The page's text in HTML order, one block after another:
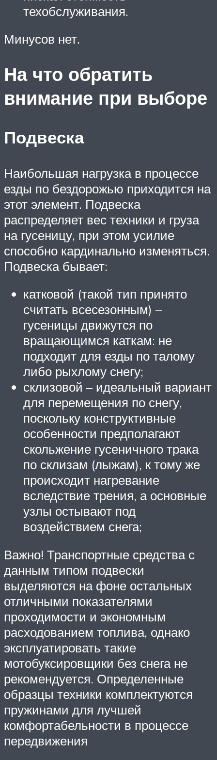
техобслуживания.
Минусов нет.
На что обратить
внимание при выборе
Подвеска
Наибольшая нагрузка в процессе
езды по бездорожью приходится на
этот элемент. Подвеска
распределяет вес техники и груза
на гусеницу, при этом усилие
способно кардинально изменяться.
Подвеска бывает:
катковой (такой тип принято
считать всесезонным) –
гусеницы движутся по
вращающимся каткам: не
подходит для езды по талому
либо рыхлому снегу;
склизовой – идеальный вариант
для перемещения по снегу,
поскольку конструктивные
особенности предполагают
скольжение гусеничного трака
по склизам (лыжам), к тому же
происходит нагревание
вследствие трения, а основные
узлы остывают под
воздействием снега;
Важно! Транспортные средства с
данным типом подвески
выделяются на фоне остальных
отличными показателями
проходимости и экономным
расходованием топлива, однако
эксплуатировать такие
мотобуксировщики без снега не
рекомендуется. Определенные
образцы техники комплектуются
пружинами для лучшей
комфортабельности в процессе
передвижения